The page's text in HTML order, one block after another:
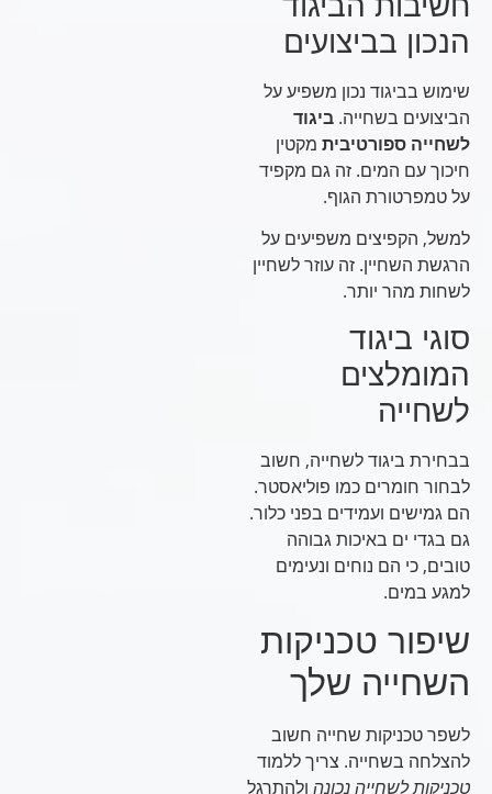
הנכון בביצועים
שימוש בביגוד נכון משפיע על
הביצועים בשחייה.ביגוד
לשחייה ספורטיביתמקטין
חיכוך עם המים. זה גם מקפיד
על טמפרטורת הגוף.
למשל, הקפיצים משפיעים על
הרגשת השחיין. זה עוזר לשחיין
לשחות מהר יותר.
סוגי ביגוד
המומלצים
לשחייה
בבחירת ביגוד לשחייה, חשוב
לבחור חומרים כמו פוליאסטר.
הם גמישים ועמידים בפני כלור.
גם בגדי ים באיכות גבוהה
טובים, כי הם נוחים ונעימים
למגע במים.
שיפור טכניקות
השחייה שלך
לשפר טכניקות שחייה חשוב
להצלחה בשחייה. צריך ללמוד
טכניקות לשחייה נכונהולהתרגל